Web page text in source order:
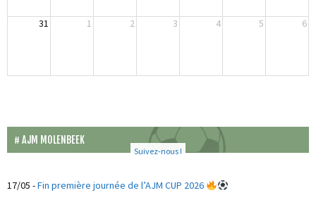
31 1 2 3 4 5 6
AJM MOLENBEEK
Suivez-nous !
17/05 -Fin première journée de l’AJM CUP 2026